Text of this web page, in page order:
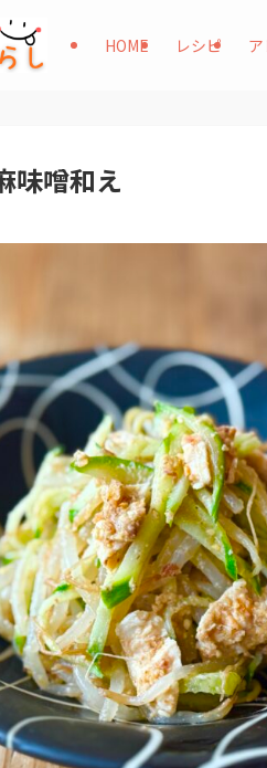
HOME レシピ
味噌和え